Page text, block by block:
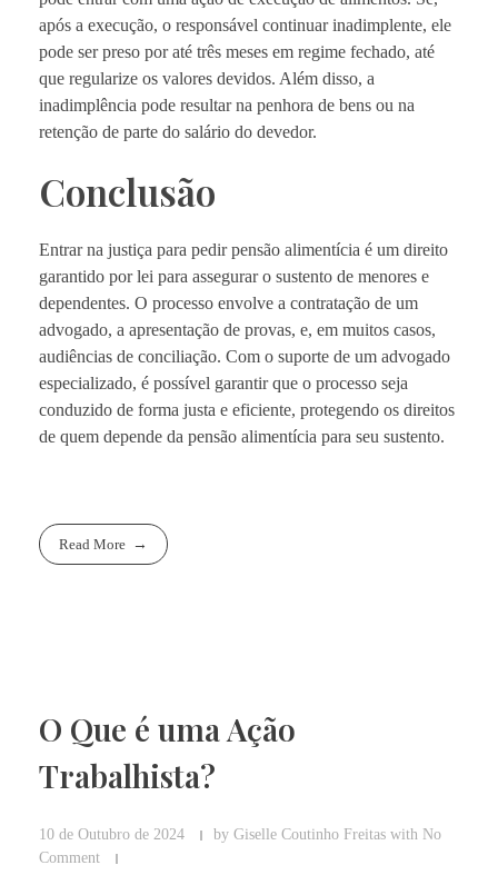
após a execução, o responsável continuar inadimplente, ele
pode ser preso por até três meses em regime fechado, até
que regularize os valores devidos. Além disso, a
inadimplência pode resultar na penhora de bens ou na
retenção de parte do salário do devedor.
Conclusão
Entrar na justiça para pedir pensão alimentícia é um direito
garantido por lei para assegurar o sustento de menores e
dependentes. O processo envolve a contratação de um
advogado, a apresentação de provas, e, em muitos casos,
audiências de conciliação. Com o suporte de um advogado
especializado, é possível garantir que o processo seja
conduzido de forma justa e eficiente, protegendo os direitos
de quem depende da pensão alimentícia para seu sustento.
Read More
O Que é uma Ação
Trabalhista?
10 de Outubro de 2024 by Giselle Coutinho Freitas with No
Comment